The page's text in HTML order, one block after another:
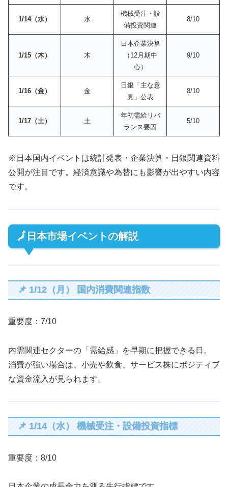
1/14（水） 水
機械受注・設
備投資関連
8/10
1/15（木） 木
日本企業決算
（12月期中
心）
9/10
1/16（金） 金
日銀「主な意
見」公表
8/10
1/17（土） 土
年初需給リバ
ランス要因
5/10
※日本国内イベントは統計発表・企業決算・日銀関連資料
公開が注目です。経済意識や為替にも影響が出やすい内容
です。
🗾日本市場イベントの解説
📌 1/12（月） 国内消費関連指数
重要度：7/10
内需関連セクターの「需給感」を早期に把握できる日。
消費が強い場合は、小売や飲食、サービス株にポジティブ
な資金流入が見られます。
📌 1/14（水） 機械受注・設備投資指標
重要度：8/10